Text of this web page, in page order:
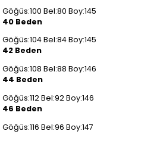
Göğüs:100 Bel:80 Boy:145
40 Beden
Göğüs:104 Bel:84 Boy:145
42 Beden
Göğüs:108 Bel:88 Boy:146
44 Beden
Göğüs:112 Bel:92 Boy:146
46 Beden
Göğüs:116 Bel:96 Boy:147